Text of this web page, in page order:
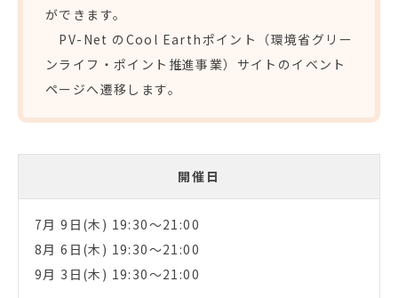
ができます。
PV-Net のCool Earthポイント（環境省グリー
ンライフ・ポイント推進事業）サイトのイベント
ページへ遷移します。
開催日
7月 9日(木) 19:30～21:00
8月 6日(木) 19:30～21:00
9月 3日(木) 19:30～21:00